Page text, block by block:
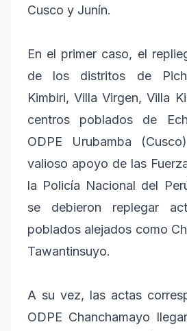
Cusco y Junín.
En el primer caso, el
de los distritos de
Kimbiri, Villa Virgen, Villa
centros poblados de
ODPE Urubamba
valioso apoyo de las
la Policía Nacional del
se debieron replegar
poblados alejados como
Tawantinsuyo.
A su vez, las actas
ODPE Chanchamayo